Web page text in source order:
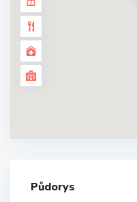
Půdorys